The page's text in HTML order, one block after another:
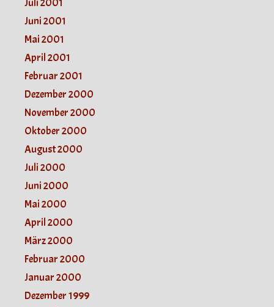
Juli 2001
Juni 2001
Mai 2001
April 2001
Februar 2001
Dezember 2000
November 2000
Oktober 2000
August 2000
Juli 2000
Juni 2000
Mai 2000
April 2000
März 2000
Februar 2000
Januar 2000
Dezember 1999